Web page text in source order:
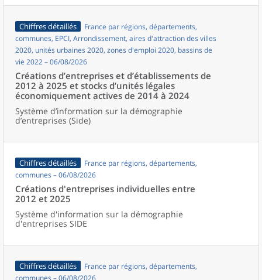
Chiffres détaillés
France par régions, départements,
communes, EPCI, Arrondissement, aires d'attraction des villes
2020, unités urbaines 2020, zones d'emploi 2020, bassins de
vie 2022 – 06/08/2026
Créations d’entreprises et d’établissements de
2012 à 2025 et stocks d’unités légales
économiquement actives de 2014 à 2024
Système d’information sur la démographie
d’entreprises (Side)
Chiffres détaillés
France par régions, départements,
communes – 06/08/2026
Créations d'entreprises individuelles entre
2012 et 2025
Système d'information sur la démographie
d'entreprises SIDE
Chiffres détaillés
France par régions, départements,
communes – 06/08/2026